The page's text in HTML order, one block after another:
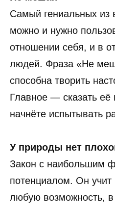
Самый гениальных из
можно и нужно
отношении себя, и в
людей. Фраза «Не
способна творить
Главное — сказать
начнёте испытывать
У природы нет
Закон с наибольшим
потенциалом. Он учит
любую возможность,